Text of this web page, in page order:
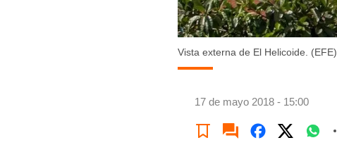
Vista externa de El Helicoide. (EFE)
17 de mayo 2018 - 15:00